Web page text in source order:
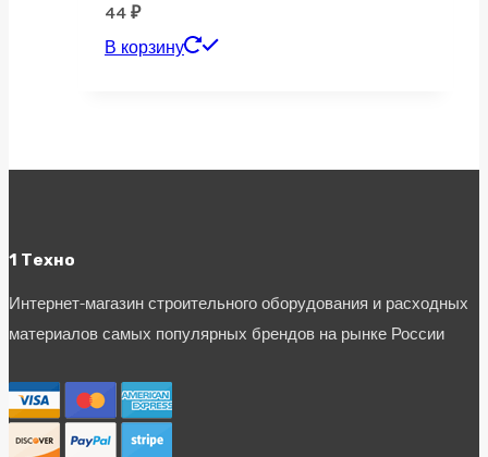
44 ₽
В корзину
1 Техно
Интернет-магазин строительного оборудования и расходных
материалов самых популярных брендов на рынке России